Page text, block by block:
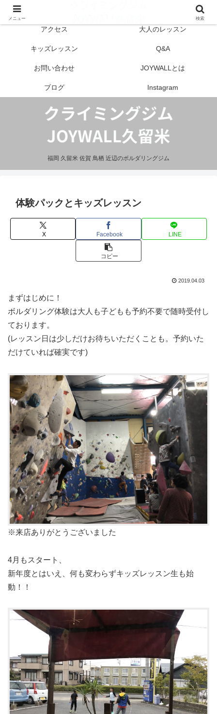
福岡 久留米 佐賀 鳥栖 近辺のボルダリングジム
アクセス 大人のレッスン
キッズレッスン Q&A
お問い合わせ JOYWALLとは
ブログ Instagram
体験パックとキッズレッスン
X Facebook LINE
コピー
2019.04.03
まずはじめに！
ボルダリング体験は大人も子どもも予約不要で随時受付し
ております。
(レッスン日は少しだけお待ちいただくことも。予約いた
だけていれば確実です)
※来店ありがとうございました
4月もスタート、
新年度とはいえ、何も変わらずキッズレッスン生も始
動！！
メニュー 検索